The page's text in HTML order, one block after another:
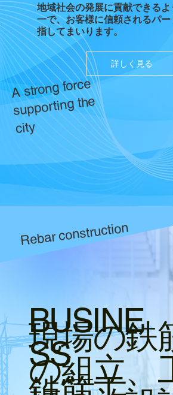
地域社会の発展に貢献できる
一で、お客様に信頼されるパー
指してまいります。
詳しく見る
A strong force
supporting the
city
BUSINE
SS
現場の鉄
の組立、
Rebar construction